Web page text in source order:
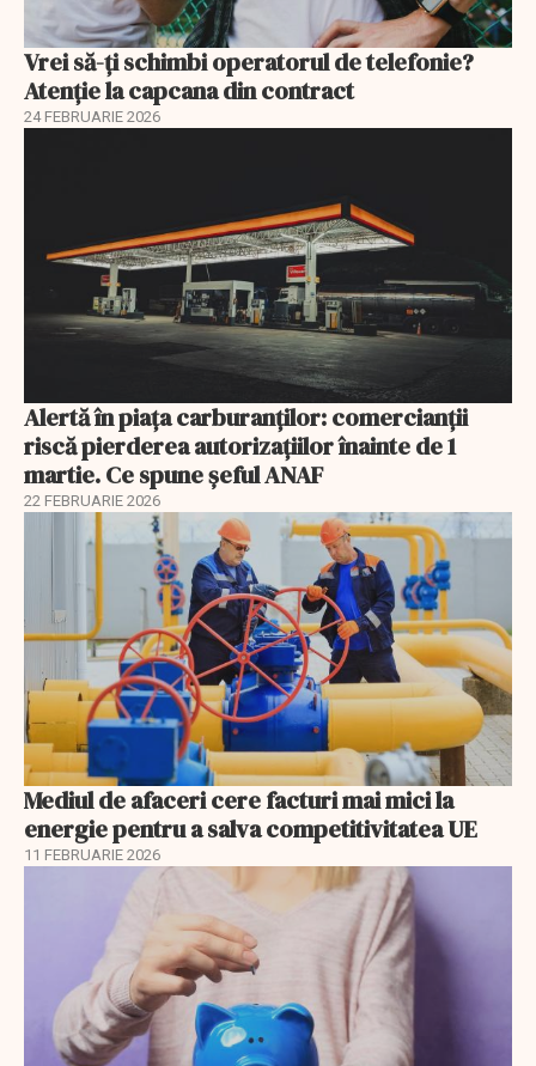
Vrei să-ți schimbi operatorul de telefonie?
Atenție la capcana din contract
24 FEBRUARIE 2026
Alertă în piața carburanților: comercianții
riscă pierderea autorizațiilor înainte de 1
martie. Ce spune șeful ANAF
22 FEBRUARIE 2026
Mediul de afaceri cere facturi mai mici la
energie pentru a salva competitivitatea UE
11 FEBRUARIE 2026